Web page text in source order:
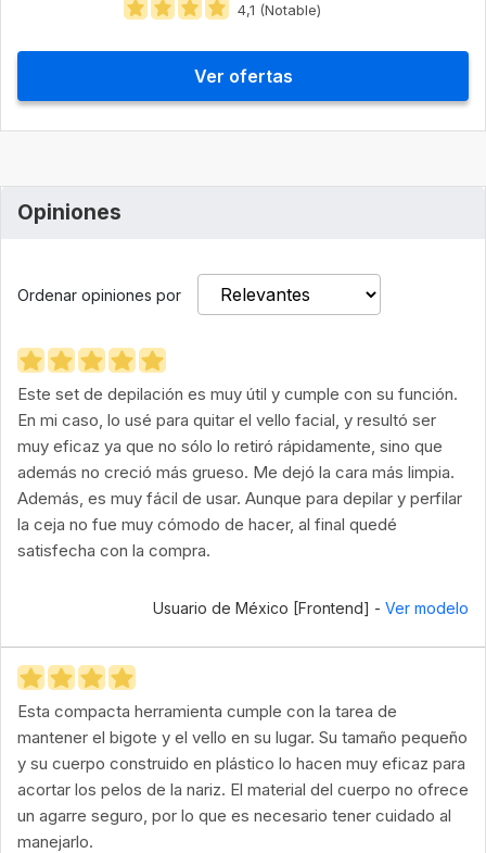
4,1 (Notable)
Ver ofertas
Opiniones
Ordenar opiniones por
Este set de depilación es muy útil y cumple con su función.
En mi caso, lo usé para quitar el vello facial, y resultó ser
muy eficaz ya que no sólo lo retiró rápidamente, sino que
además no creció más grueso. Me dejó la cara más limpia.
Además, es muy fácil de usar. Aunque para depilar y perfilar
la ceja no fue muy cómodo de hacer, al final quedé
satisfecha con la compra.
Usuario de México [Frontend] - Ver modelo
Esta compacta herramienta cumple con la tarea de
mantener el bigote y el vello en su lugar. Su tamaño pequeño
y su cuerpo construido en plástico lo hacen muy eficaz para
acortar los pelos de la nariz. El material del cuerpo no ofrece
un agarre seguro, por lo que es necesario tener cuidado al
manejarlo.